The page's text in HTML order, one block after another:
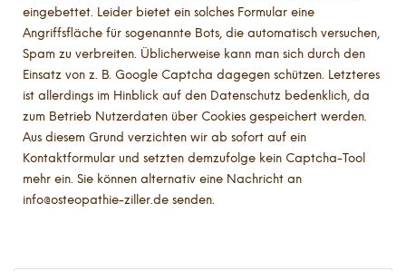
eingebettet. Leider bietet ein solches Formular eine
Angriffsfläche für sogenannte Bots, die automatisch versuchen,
Spam zu verbreiten. Üblicherweise kann man sich durch den
Einsatz von z. B. Google Captcha dagegen schützen. Letzteres
ist allerdings im Hinblick auf den Datenschutz bedenklich, da
zum Betrieb Nutzerdaten über Cookies gespeichert werden.
Aus diesem Grund verzichten wir ab sofort auf ein
Kontaktformular und setzten demzufolge kein Captcha-Tool
mehr ein. Sie können alternativ eine Nachricht an
info@osteopathie-ziller.de senden.